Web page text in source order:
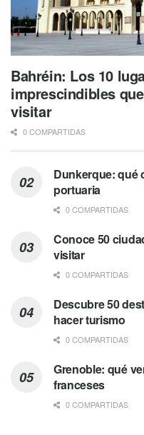
Bahréin: Los 10
imprescindibles
visitar
0 COMPARTIDAS
Dunkerque: qué
portuaria
0 COMPARTIDAS
Conoce 50
visitar
0 COMPARTIDAS
Descubre 50
hacer turismo
0 COMPARTIDAS
Grenoble: qué
franceses
0 COMPARTIDAS